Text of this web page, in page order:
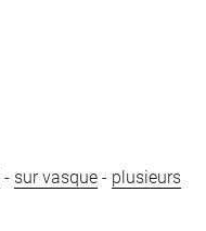
- sur vasque - plusieurs